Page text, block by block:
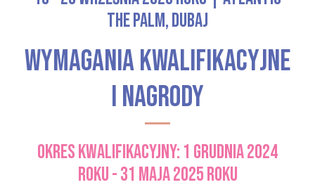
The Palm, Dubaj
Wymagania kwalifikacyjne
i nagrody
OKRES KWALIFIKACYJNY: 1 grudnia 2024
roku - 31 maja 2025 roku